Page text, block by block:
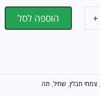
+ הוספה לסל
צמחי תבלין שתיל תה